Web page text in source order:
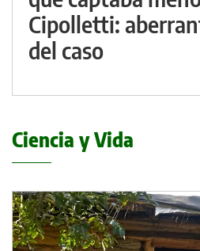
Cipolletti:
del caso
Ciencia y Vida